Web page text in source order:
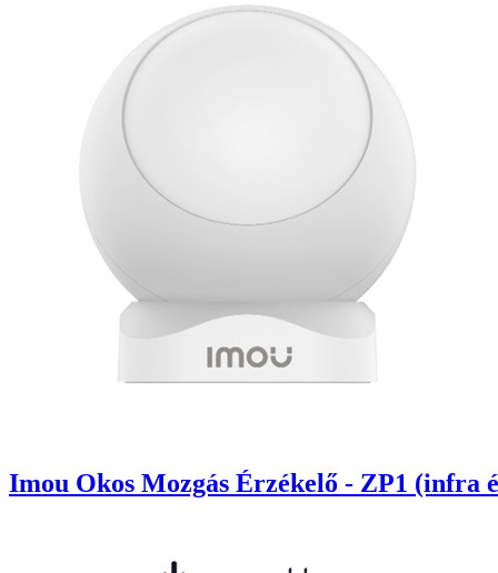
Imou Okos Mozgás Érzékelő - ZP1 (infra